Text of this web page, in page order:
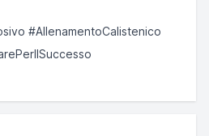
#AllenamentoCalistenico